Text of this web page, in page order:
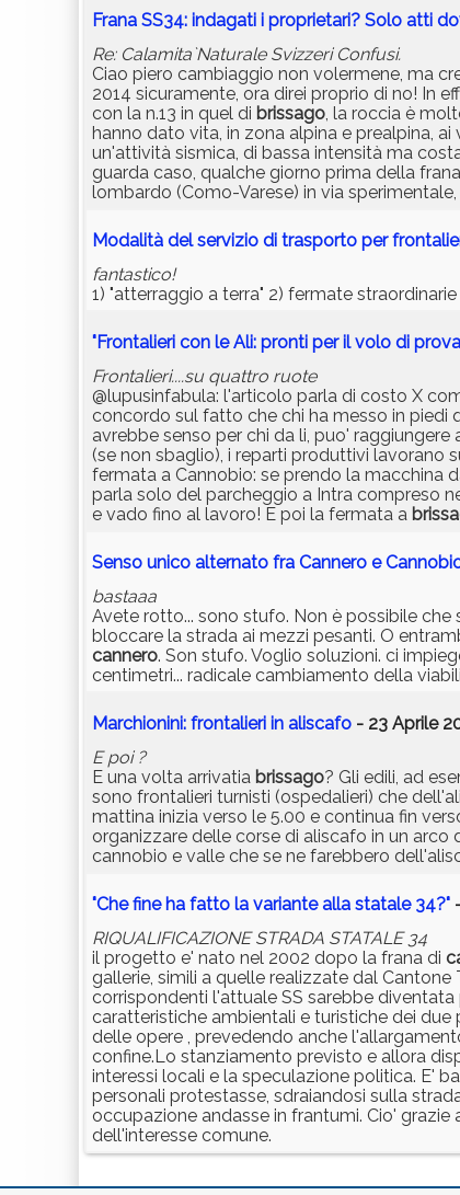
Frana SS34: indagati i proprietari? Solo atti
Re: Calamita`Naturale Svizzeri Confusi.
Ciao piero cambiaggio non volermene, ma
2014 sicuramente, ora direi proprio di no! In
con la n.13 in quel di brissago, la roccia è
hanno dato vita, in zona alpina e prealpina,
un'attività sismica, di bassa intensità ma
guarda caso, qualche giorno prima della
lombardo (Como-Varese) in via
Modalità del servizio di trasporto per
fantastico!
1) "atterraggio a terra" 2) fermate straordinarie
"Frontalieri con le Ali: pronti per il volo di
Frontalieri....su quattro ruote
@lupusinfabula: l'articolo parla di costo X
concordo sul fatto che chi ha messo in piedi
avrebbe senso per chi da li, puo'
(se non sbaglio), i reparti produttivi lavorano
fermata a Cannobio: se prendo la macchina
parla solo del parcheggio a Intra compreso
e vado fino al lavoro! E poi la fermata a
Senso unico alternato fra Cannero e
bastaaa
Avete rotto... sono stufo. Non è possibile che
bloccare la strada ai mezzi pesanti. O
cannero. Son stufo. Voglio soluzioni. ci
centimetri... radicale cambiamento della
Marchionini: frontalieri in aliscafo - 23 Aprile
E poi ?
E una volta arrivatia brissago? Gli edili, ad
sono frontalieri turnisti (ospedalieri) che
mattina inizia verso le 5.00 e continua fin
organizzare delle corse di aliscafo in un
cannobio e valle che se ne farebbero
"Che fine ha fatto la variante alla statale 34?"
RIQUALIFICAZIONE STRADA STATALE 34
il progetto e' nato nel 2002 dopo la frana di
gallerie, simili a quelle realizzate dal Cantone
corrispondenti l'attuale SS sarebbe
caratteristiche ambientali e turistiche dei
delle opere , prevedendo anche
confine.Lo stanziamento previsto e allora
interessi locali e la speculazione politica. E'
personali protestasse, sdraiandosi sulla
occupazione andasse in frantumi. Cio'
dell'interesse comune.